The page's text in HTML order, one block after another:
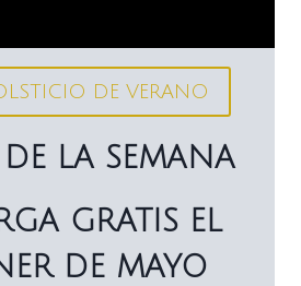
DE VERANO
DE LA SEMANA
GRATIS EL
DE MAYO